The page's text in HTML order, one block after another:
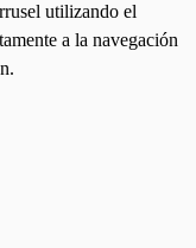
utilizando el
a la navegación